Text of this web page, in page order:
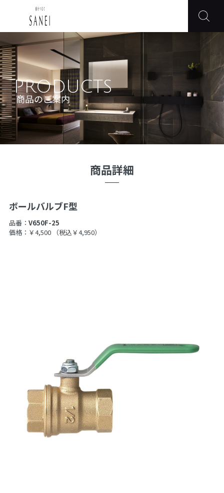
PRODUCTS
商品のご案内
商品詳細
ボールバルブF型
品番： V650F-25
価格：￥4,500
（税込￥4,950）